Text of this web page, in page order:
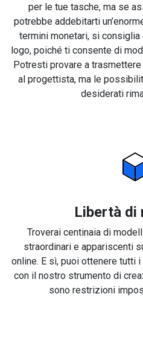
per le tue tasche, ma se
potrebbe addebitarti
termini monetari, si
logo, poiché ti consente di
Potresti provare a
al progettista, ma le
desiderati
Libertà di
Troverai centinaia di
straordinari e appariscenti
online. E sì, puoi ottenere tutti
con il nostro strumento di
sono restrizioni